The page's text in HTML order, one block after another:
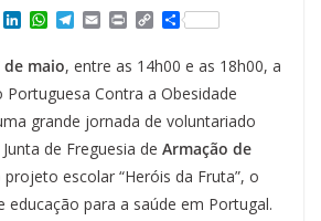
P L
k
e
d
I
n
W
h
a
t
s
A
p
p
T
e
e
g
r
a
m
E
m
i
l
P
n
t
C
o
p
y
L
i
n
k
S
h
r
e
de maio, entre as 14h00 e as 18h00, a
Portuguesa Contra a Obesidade
grande jornada de voluntariado
de Freguesia de Armação de
escolar “Heróis da Fruta”, o
educação para a saúde em Portugal.